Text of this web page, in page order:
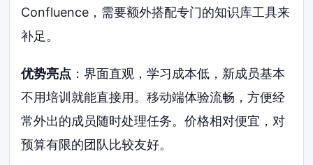
Confluence，需要额外搭配专门的知识库工具来
补足。
优势亮点 ：界面直观，学习成本低，新成员基本
不用培训就能直接用。移动端体验流畅，方便经
常外出的成员随时处理任务。价格相对便宜，对
预算有限的团队比较友好。